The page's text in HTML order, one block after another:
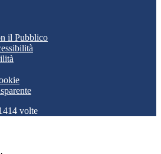
il Pubblico
volte